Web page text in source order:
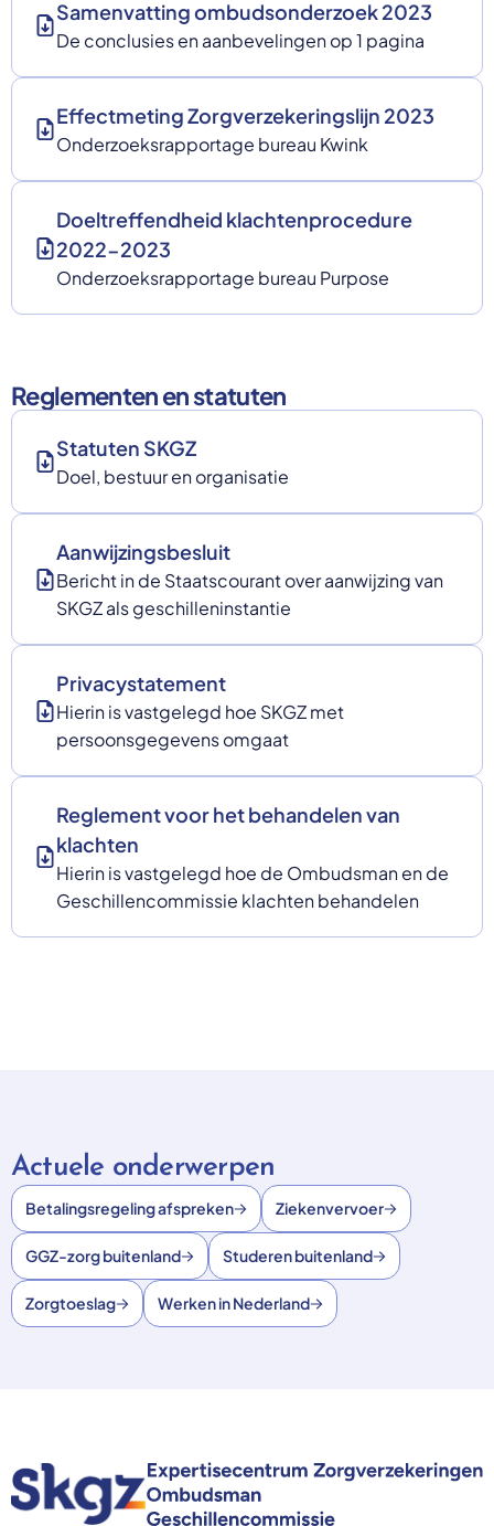
Samenvatting ombudsonderzoek 2023
De conclusies en aanbevelingen op 1 pagina
Effectmeting Zorgverzekeringslijn 2023
Onderzoeksrapportage bureau Kwink
Doeltreffendheid klachtenprocedure
2022-2023
Onderzoeksrapportage bureau Purpose
Reglementen en statuten
Statuten SKGZ
Doel, bestuur en organisatie
Aanwijzingsbesluit
Bericht in de Staatscourant over aanwijzing van
SKGZ als geschilleninstantie
Privacystatement
Hierin is vastgelegd hoe SKGZ met
persoonsgegevens omgaat
Reglement voor het behandelen van
klachten
Hierin is vastgelegd hoe de Ombudsman en de
Geschillencommissie klachten behandelen
Actuele onderwerpen
Betalingsregeling afspreken Ziekenvervoer
GGZ-zorg buitenland Studeren buitenland
Zorgtoeslag Werken in Nederland